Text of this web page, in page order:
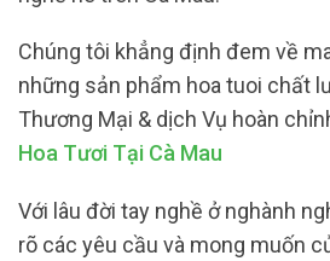
Chúng tôi khẳng định đem về
những sản phẩm hoa tuoi chất
Thương Mại & dịch Vụ hoàn
Hoa Tươi Tại Cà Mau
Với lâu đời tay nghề ở nghành
rõ các yêu cầu và mong muốn